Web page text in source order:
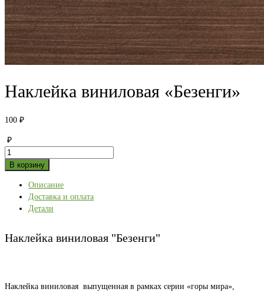
Наклейка виниловая «Безенги»
100 ₽
₽
Количество
товара
виниловая
"Безенги"
В корзину
Описание
Доставка и оплата
Детали
Наклейка виниловая "Безенги"
Наклейка виниловая выпущенная в рамках серии «горы мира»,